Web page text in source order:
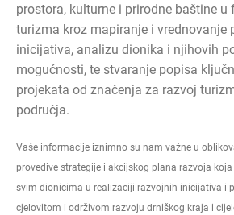
prostora, kulturne i prirodne baštine u
turizma kroz mapiranje i vrednovanje
inicijativa, analizu dionika i njihovih
mogućnosti, te stvaranje popisa
projekata od značenja za razvoj
područja.
Vaše informacije iznimno su nam važne u
provedive strategije i akcijskog plana razvoja
svim dionicima u realizaciji razvojnih inicijativa i
cjelovitom i održivom razvoju drniškog kraja i